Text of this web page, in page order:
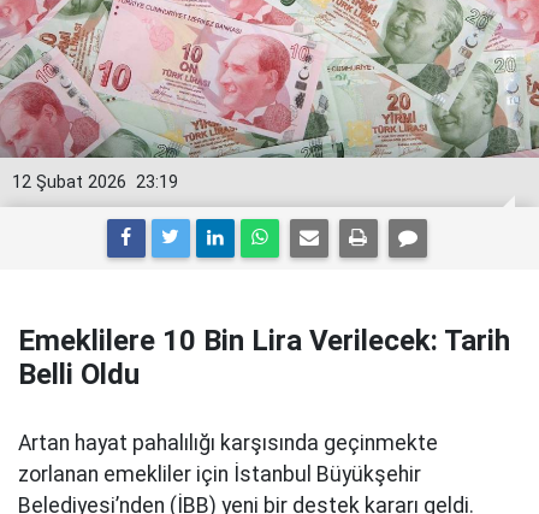
23:19
12 Şubat 2026
Emeklilere 10 Bin Lira Verilecek: Tarih
Belli Oldu
Artan hayat pahalılığı karşısında geçinmekte
zorlanan emekliler için İstanbul Büyükşehir
Belediyesi’nden (İBB) yeni bir destek kararı geldi.